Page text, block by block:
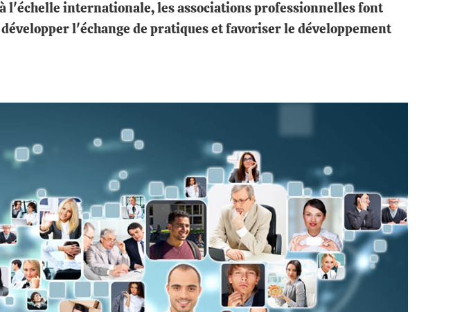
l'échelle internationale, les associations professionnelles font
l'échange de pratiques et favoriser le développement